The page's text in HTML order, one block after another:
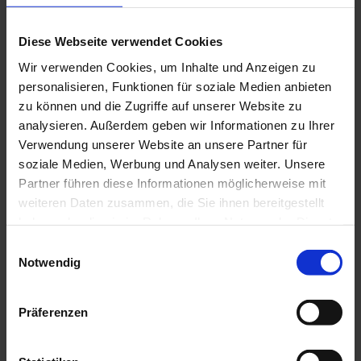
Diese Webseite verwendet Cookies
Wir verwenden Cookies, um Inhalte und Anzeigen zu
personalisieren, Funktionen für soziale Medien anbieten
zu können und die Zugriffe auf unserer Website zu
analysieren. Außerdem geben wir Informationen zu Ihrer
Verwendung unserer Website an unsere Partner für
soziale Medien, Werbung und Analysen weiter. Unsere
Partner führen diese Informationen möglicherweise mit
weiteren Daten zusammen, die Sie ihnen bereitgestellt
Notwendig
Präferenzen
Anreise mit dem Auto Anreise mit öffentlichen Verkehrsmitteln
Dokumente
AGBs Gästezimmer Metz
Ansprechpartner:in
Regina Metz
In der Nähe